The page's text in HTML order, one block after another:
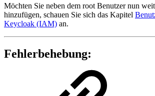
Möchten Sie neben dem root Benutzer nun
hinzufügen, schauen Sie sich das Kapitel
Keycloak (IAM) an.
Fehlerbehebung: